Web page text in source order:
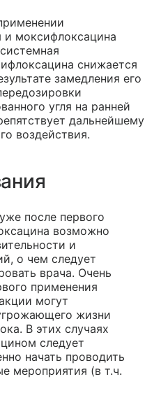
и моксифлоксацина
снижается
замедления его
угля на ранней
дальнейшему
воздействия.
после первого
возможно
и
о чем следует
врача. Очень
применения
могут
жизни
В этих случаях
следует
начать проводить
мероприятия (в т.ч.